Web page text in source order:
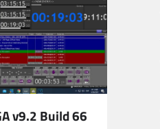
v9.2 Build 66